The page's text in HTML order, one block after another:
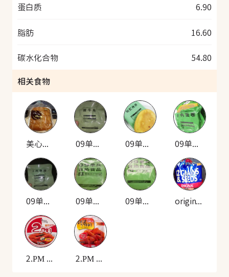
蛋白质 6.90
脂肪 16.60
碳水化合物
54.80
相关食物
美心凤尾排包 09单兵 自热米饭套餐(酱牛肉) 09单兵 自热米饭套餐(耐贮烤饼) 09单兵 自热米饭套餐(牛肉蛋卷)
09单兵 自热米饭套餐(牛肉香肠) 09单兵 自热食品(雪菜肉丁炒饭) 09单兵 自热食品(羊肉拌面) original 12种谷物种子的面包
2.PM 韩式炒年糕(碗装) 2.PM 香辣年糕(袋装)